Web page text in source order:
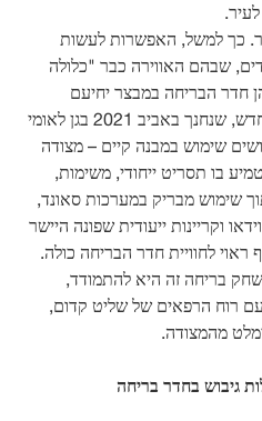
כך למשל, האפשרות לעשות
שבהם האווירה כבר "כלולה
חדר הבריחה במבצר יחיעם
שבגליל המערבי וחדר הבריחה החדש, שנחנך באביב 2021 בגן לאומי
שימוש במבנה קיים – מצודה
בו תסריט ייחודי, משימות,
שימוש מבריק במערכות סאונד,
וקריינות ייעודית שפונה היישר
לחוויית חדר הבריחה כולה.
בריחה זה היא להתמודד,
רוח הרפאים של שליט קדום,
מהמצודה.
גיבוש בחדר בריחה